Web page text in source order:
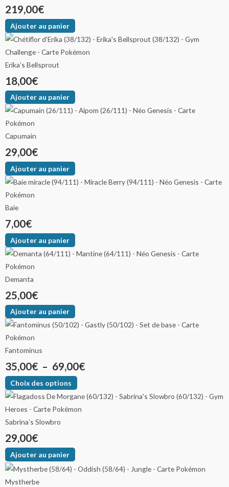
219,00€
Ajouter au panier
Erika’s Bellsprout
18,00€
Ajouter au panier
Capumain
29,00€
Ajouter au panier
Baie
7,00€
Ajouter au panier
Demanta
25,00€
Ajouter au panier
Fantominus
35,00€ – 69,00€
Choix des options
Sabrina’s Slowbro
29,00€
Ajouter au panier
Mystherbe